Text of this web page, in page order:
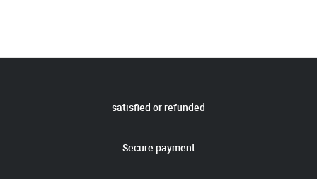
satisfied or refunded
Secure payment